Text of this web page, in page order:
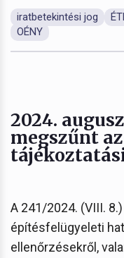
iratbetekintési jog
OÉNY
2024.
megszűnt
A 241/2024. (VIII.
építésfelügyeleti
ellenőrzésekről,